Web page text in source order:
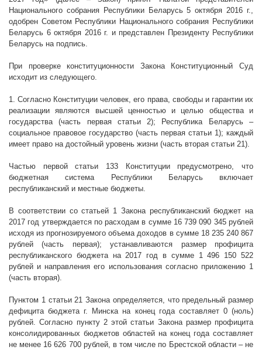
Национального собрания Республики Беларусь 5 октября2016 г.,
одобрен Советом Республики Национального собрания Республики
Беларусь 6 октября 2016 г. и представлен Президенту Республики
Беларусь на подпись.
При проверке конституционности Закона Конституционный Суд
исходит из следующего.
1. Согласно Конституции человек, его права, свободы и гарантии их
реализации являются высшей ценностью и целью общества и
государства (часть первая статьи 2); Республика Беларусь –
социальное правовое государство (часть первая статьи 1); каждый
имеет право на достойный уровень жизни (часть вторая статьи 21).
Частью первой статьи 133 Конституции предусмотрено, что
бюджетная система Республики Беларусь включает
республиканский и местные бюджеты.
В соответствии со статьей 1 Закона республиканский бюджет на
2017 год утверждается по расходам в сумме 16 739 090 345 рублей
исходя из прогнозируемого объема доходов в сумме 18 235 240 867
рублей (часть первая); устанавливаются размер профицита
республиканского бюджета на 2017 год в сумме 1 496 150 522
рублей и направления его использования согласно приложению 1
(часть вторая).
Пунктом 1 статьи 21 Закона определяется, что предельный размер
дефицита бюджета г. Минска на конец года составляет 0 (ноль)
рублей. Согласно пункту 2 этой статьи Закона размер профицита
консолидированных бюджетов областей на конец года составляет
не менее 16 626 700 рублей, в том числе по Брестской области – не